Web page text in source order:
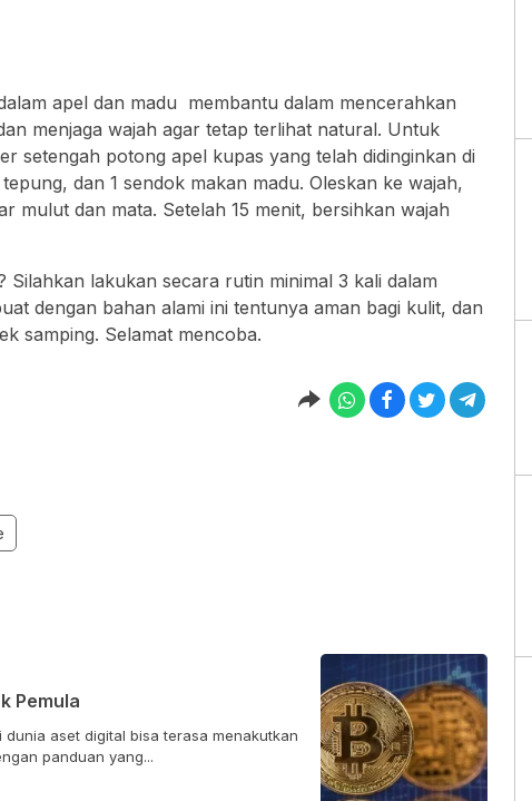
apel dan madu membantu dalam mencerahkan
menjaga wajah agar tetap terlihat natural. Untuk
setengah potong apel kupas yang telah didinginkan di
dan 1 sendok makan madu. Oleskan ke wajah,
mulut dan mata. Setelah 15 menit, bersihkan wajah
Silahkan lakukan secara rutin minimal 3 kali dalam
dengan bahan alami ini tentunya aman bagi kulit, dan
samping. Selamat mencoba.
Pemula
dunia aset digital bisa terasa menakutkan
panduan yang...